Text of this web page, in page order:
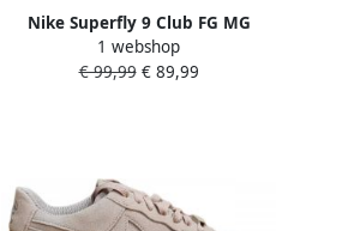
Nike Superfly 9 Club FG MG
Voetbalschoenen Metallic copper
1 webshop
€ 99,99€ 89,99